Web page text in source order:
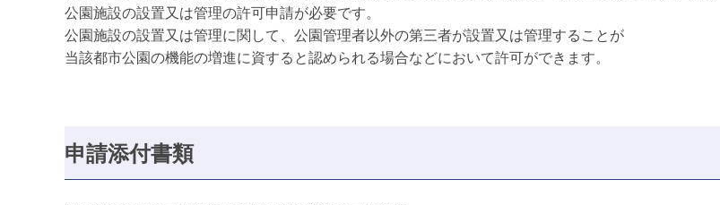
公園施設の設置又は管理の許可申請が必要です。
公園施設の設置又は管理に関して、公園管理者以外の第三者が設置又は管理することが
当該都市公園の機能の増進に資すると認められる場合などにおいて許可ができます。
申請添付書類